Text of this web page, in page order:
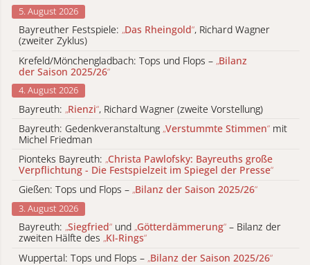
5. August 2026
Bayreuther Festspiele: „Das Rheingold“, Richard Wagner
(zweiter Zyklus)
Krefeld/Mönchengladbach: Tops und Flops – „Bilanz
der Saison 2025/26“
4. August 2026
Bayreuth: „Rienzi“, Richard Wagner (zweite Vorstellung)
Bayreuth: Gedenkveranstaltung „Verstummte Stimmen“ mit
Michel Friedman
Pionteks Bayreuth: „Christa Pawlofsky: Bayreuths große
Verpflichtung - Die Festspielzeit im Spiegel der Presse“
Gießen: Tops und Flops – „Bilanz der Saison 2025/26“
3. August 2026
Bayreuth: „Siegfried“ und „Götterdämmerung“ – Bilanz der
zweiten Hälfte des „KI-Rings“
Wuppertal: Tops und Flops – „Bilanz der Saison 2025/26“